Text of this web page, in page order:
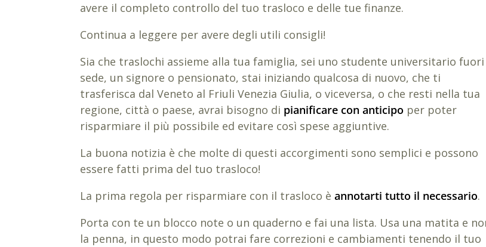
avere il completo controllo del tuo trasloco e delle tue finanze.
Continua a leggere per avere degli utili consigli!
Sia che traslochi assieme alla tua famiglia, sei uno studente universitario fuori
sede, un signore o pensionato, stai iniziando qualcosa di nuovo, che ti
trasferisca dal Veneto al Friuli Venezia Giulia, o viceversa, o che resti nella tua
regione, città o paese, avrai bisogno di pianificare con anticipo per poter
risparmiare il più possibile ed evitare così spese aggiuntive.
La buona notizia è che molte di questi accorgimenti sono semplici e possono
essere fatti prima del tuo trasloco!
La prima regola per risparmiare con il trasloco èannotarti tutto il necessario.
Porta con te un blocco note o un quaderno e fai una lista. Usa una matita e
la penna, in questo modo potrai fare correzioni e cambiamenti tenendo il tuo